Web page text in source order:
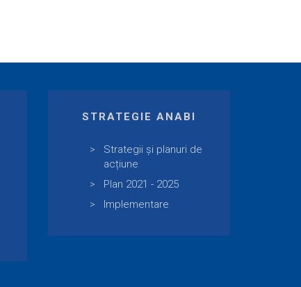
STRATEGIE ANABI
Strategii și planuri de
acțiune
Plan 2021 - 2025
Implementare